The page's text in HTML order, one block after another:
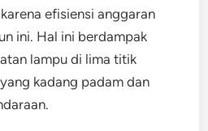
efisiensi anggaran
ini. Hal ini berdampak
lampu di lima titik
kadang padam dan